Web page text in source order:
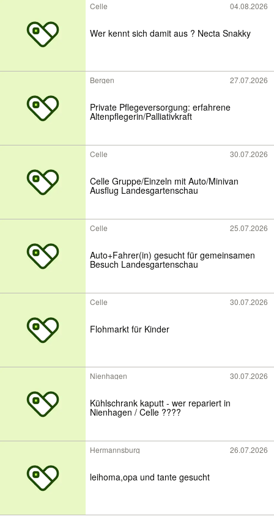
Celle 04.08.2026
Wer kennt sich damit aus ? Necta Snakky
Bergen 27.07.2026
Private Pflegeversorgung: erfahrene
Altenpflegerin/Palliativkraft
Celle 30.07.2026
Celle Gruppe/Einzeln mit Auto/Minivan
Ausflug Landesgartenschau
Celle 25.07.2026
Auto+Fahrer(in) gesucht für gemeinsamen
Besuch Landesgartenschau
Celle 30.07.2026
Flohmarkt für Kinder
Nienhagen 30.07.2026
Kühlschrank kaputt - wer repariert in
Nienhagen / Celle ????
Hermannsburg 26.07.2026
leihoma,opa und tante gesucht